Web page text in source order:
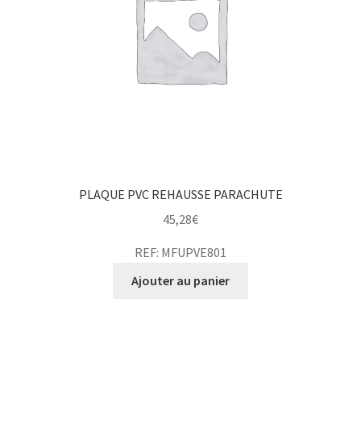
PLAQUE PVC REHAUSSE PARACHUTE
45,28€
REF: MFUPVE801
Ajouter au panier